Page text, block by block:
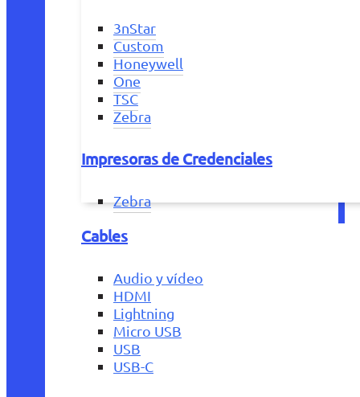
3nStar
Custom
Honeywell
One
TSC
Zebra
Impresoras de Credenciales
Zebra
Cables
Audio y vídeo
HDMI
Lightning
Micro USB
USB
USB-C